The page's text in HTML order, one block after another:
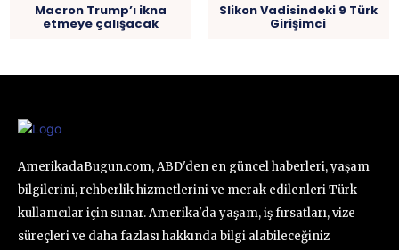
Macron Trump’ı ikna
etmeye çalışacak
Slikon Vadisindeki 9 Türk
Girişimci
AmerikadaBugun.com, ABD'den en güncel haberleri, yaşam
bilgilerini, rehberlik hizmetlerini ve merak edilenleri Türk
kullanıcılar için sunar. Amerika'da yaşam, iş fırsatları, vize
süreçleri ve daha fazlası hakkında bilgi alabileceğiniz